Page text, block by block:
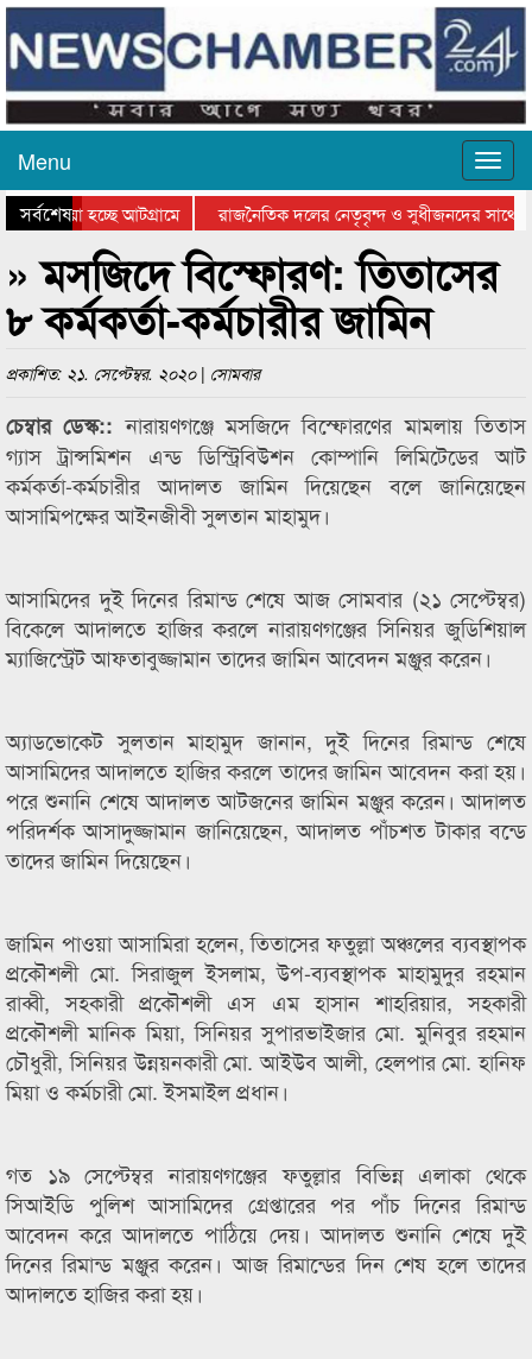
Menu
সর্বশেষ
যাওয়া হচ্ছে আটগ্রামে
রাজনৈতিক দলের নেতৃবৃন্দ ও সুধীজনদের সাথে
পুরস্কার বিতরণ সম্পন্ন
সিলেটে বাংলাদেশ গ্রুপ থিয়েটার
» মসজিদে বিস্ফোরণ: তিতাসের
৮ কর্মকর্তা-কর্মচারীর জামিন
প্রকাশিত: ২১. সেপ্টেম্বর. ২০২০ | সোমবার
চেম্বার ডেস্ক::নারায়ণগঞ্জে মসজিদে বিস্ফোরণের মামলায় তিতাস
গ্যাস ট্রান্সমিশন এন্ড ডিস্ট্রিবিউশন কোম্পানি লিমিটেডের আট
কর্মকর্তা-কর্মচারীর আদালত জামিন দিয়েছেন বলে জানিয়েছেন
আসামিপক্ষের আইনজীবী সুলতান মাহামুদ।
আসামিদের দুই দিনের রিমান্ড শেষে আজ সোমবার (২১ সেপ্টেম্বর)
বিকেলে আদালতে হাজির করলে নারায়ণগঞ্জের সিনিয়র জুডিশিয়াল
ম্যাজিস্ট্রেট আফতাবুজ্জামান তাদের জামিন আবেদন মঞ্জুর করেন।
অ্যাডভোকেট সুলতান মাহামুদ জানান, দুই দিনের রিমান্ড শেষে
আসামিদের আদালতে হাজির করলে তাদের জামিন আবেদন করা হয়।
পরে শুনানি শেষে আদালত আটজনের জামিন মঞ্জুর করেন। আদালত
পরিদর্শক আসাদুজ্জামান জানিয়েছেন, আদালত পাঁচশত টাকার বন্ডে
তাদের জামিন দিয়েছেন।
জামিন পাওয়া আসামিরা হলেন, তিতাসের ফতুল্লা অঞ্চলের ব্যবস্থাপক
প্রকৌশলী মো. সিরাজুল ইসলাম, উপ-ব্যবস্থাপক মাহামুদুর রহমান
রাব্বী, সহকারী প্রকৌশলী এস এম হাসান শাহরিয়ার, সহকারী
প্রকৌশলী মানিক মিয়া, সিনিয়র সুপারভাইজার মো. মুনিবুর রহমান
চৌধুরী, সিনিয়র উন্নয়নকারী মো. আইউব আলী, হেলপার মো. হানিফ
মিয়া ও কর্মচারী মো. ইসমাইল প্রধান।
গত ১৯ সেপ্টেম্বর নারায়ণগঞ্জের ফতুল্লার বিভিন্ন এলাকা থেকে
সিআইডি পুলিশ আসামিদের গ্রেপ্তারের পর পাঁচ দিনের রিমান্ড
আবেদন করে আদালতে পাঠিয়ে দেয়। আদালত শুনানি শেষে দুই
দিনের রিমান্ড মঞ্জুর করেন। আজ রিমান্ডের দিন শেষ হলে তাদের
আদালতে হাজির করা হয়।